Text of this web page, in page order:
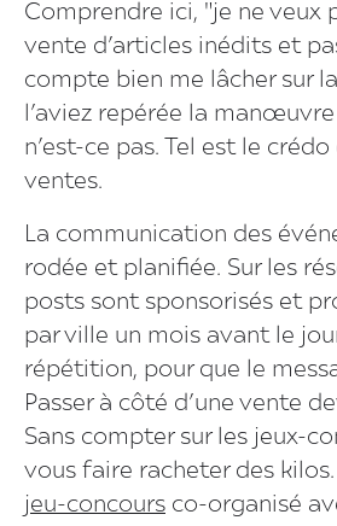
Comprendre ici, "je ne veux
vente d’articles inédits et
compte bien me lâcher sur
l’aviez repérée la
n’est-ce pas. Tel est le
ventes.
La communication des
rodée et planifiée. Sur les
posts sont sponsorisés et
par ville un mois avant le
répétition, pour que le
Passer à côté d’une vente
Sans compter sur les jeux-
vous faire racheter des
jeu-concours co-organisé